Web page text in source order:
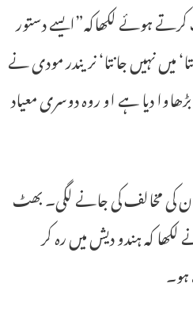
ہوئے لکھاکہ”ایسے دستور
میں نہیں جانتا‘ نریندر مودی نے
دیا ہے او روہ دوسری معیاد
کی مخالف کی جانے لگی۔ بھٹ
کہ ہندو دیش میں رہ کر